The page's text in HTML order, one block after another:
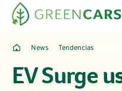
News Tendencias
EV Surge